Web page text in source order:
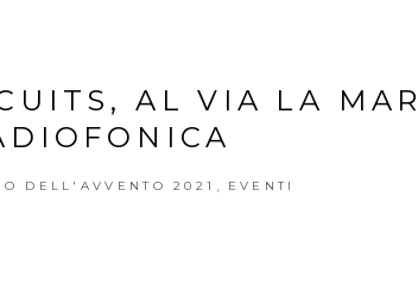
AL VIA LA
DELL'AVVENTO 2021 EVENTI